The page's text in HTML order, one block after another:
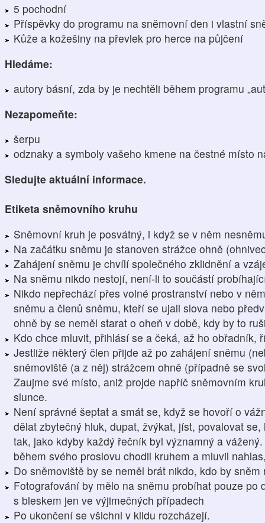
5 pochodní
Příspěvky do programu na sněmovní den i vlastní
Kůže a kožešiny na převlek pro herce na půjčení
Hledáme:
autory básní, zda by je nechtěli během programu
Nezapomeňte:
šerpu
odznaky a symboly vašeho kmene na čestné místo
Sledujte aktuální informace.
Etiketa sněmovního kruhu
Sněmovní kruh je posvátný, i když se v něm
Na začátku sněmu je stanoven strážce ohně
Zahájení sněmu je chvílí společného zklidnění a
Na sněmu nikdo nestojí, není-li to součástí
Nikdo nepřechází přes volné prostranství nebo v
sněmu a členů sněmu, kteří se ujali slova nebo
ohně by se neměl starat o oheň v době, kdy by to
Kdo chce mluvit, přihlásí se a čeká, až ho obřadník,
Jestliže některý člen přijde až po zahájení sněmu
sněmoviště (a z něj) strážcem ohně (případně se
Zaujme své místo, aniž projde napříč sněmovním
slunce.
Není správné šeptat a smát se, když se hovoří o
dělat zbytečný hluk, dupat, žvýkat, jíst, povalovat
tak, jako kdyby každý řečník byl významný a
během svého proslovu chodil kruhem a mluvil
Do sněmoviště by se neměl brát nikdo, kdo by
Fotografování by mělo na sněmu probíhat pouze po
s bleskem jen ve výjimečných případech
Po ukončení se všichni v klidu rozcházejí.